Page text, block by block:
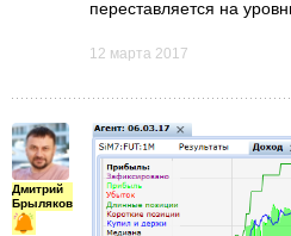
переставляется на
12 марта 2017
Дмитрий
Брыляков